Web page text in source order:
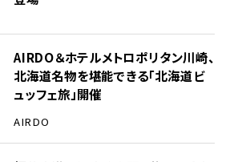
AIRDO＆ホテルメトロポリタン川崎、
北海道名物を堪能できる「北海道ビ
ュッフェ旅」開催
AIRDO